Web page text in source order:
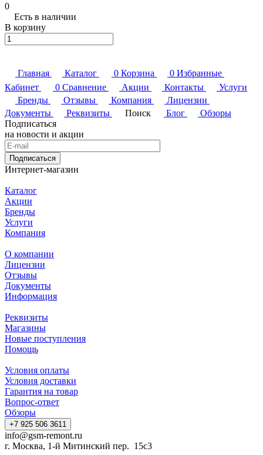
0
Есть в наличии
В корзину
Главная Каталог 0 Корзина 0 Избранные
Кабинет
0 Сравнение Акции Контакты
Услуги
Бренды
Отзывы Компания
Лицензии
Документы
Реквизиты Поиск Блог
Обзоры
Подписаться
на новости и акции
Подписаться
Интернет-магазин
Каталог
Акции
Бренды
Услуги
Компания
О компании
Лицензии
Отзывы
Документы
Информация
Реквизиты
Магазины
Новые поступления
Помощь
Условия оплаты
Условия доставки
Гарантия на товар
Вопрос-ответ
Обзоры
+7 925 506 3611
info@gsm-remont.ru
г. Москва, 1-й Митинский пер. 15с3